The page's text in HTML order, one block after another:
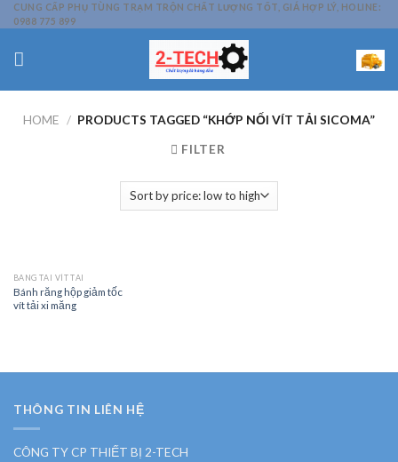
Skip
to
CUNG CẤP PHỤ TÙNG TRẠM TRỘN CHẤT LƯỢNG TỐT, GIÁ HỢP LÝ, HOLINE:
0988 775 899
HOME / PRODUCTS TAGGED “KHỚP NỐI VÍT TẢI SICOMA”
FILTER
BĂNG TẢI VÍT TẢI
Bánh răng hộp giảm tốc
vít tải xi măng
THÔNG TIN LIÊN HỆ
CÔNG TY CP THIẾT BỊ 2-TECH